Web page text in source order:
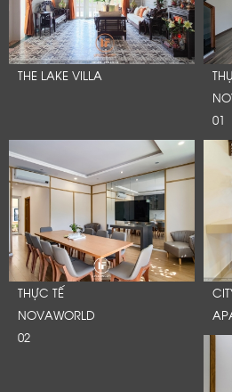
THE LAKE VILLA
01
THỰC TẾ
NOVAWORLD
02